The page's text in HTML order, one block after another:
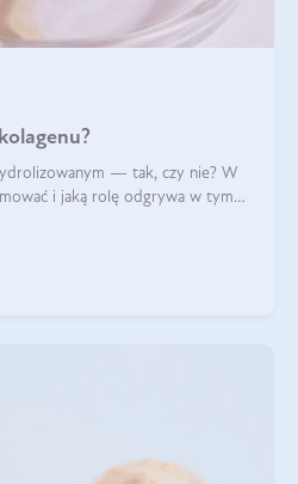
— tak, czy nie? W
i jaką rolę odgrywa w tym